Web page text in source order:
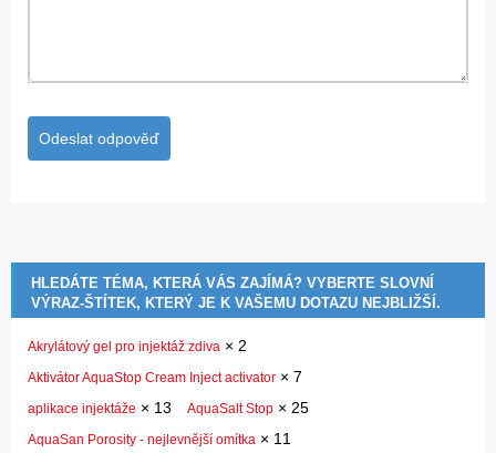
HLEDÁTE TÉMA, KTERÁ VÁS ZAJÍMÁ? VYBERTE SLOVNÍ
VÝRAZ-ŠTÍTEK, KTERÝ JE K VAŠEMU DOTAZU NEJBLIŽŠÍ.
Akrylátový gel pro injektáž zdiva × 2
Aktivátor AquaStop Cream Inject activator × 7
aplikace injektáže × 13 AquaSalt Stop × 25
AquaSan Porosity - nejlevnější omítka × 11